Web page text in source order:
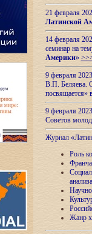
21 февраля
Латинской
14 февраля
семинар на
Америки»
9 февраля
В.П. Беляева.
посвящается»
9 февраля
Советов
Журнал
Роль
анализа
Жанр